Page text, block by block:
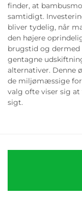
finder, at
samtidigt.
bliver tydelig, når
den højere
brugstid og
gentagne
alternativer. Denne
de miljømæssige
valg ofte viser sig
sigt.